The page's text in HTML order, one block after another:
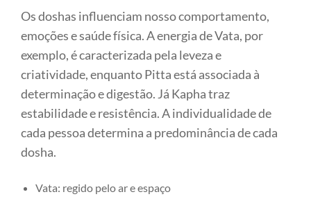
Os doshas influenciam nosso comportamento,
emoções e saúde física. A energia de Vata, por
exemplo, é caracterizada pela leveza e
criatividade, enquanto Pitta está associada à
determinação e digestão. Já Kapha traz
estabilidade e resistência. A individualidade de
cada pessoa determina a predominância de cada
dosha.
Vata: regido pelo ar e espaço